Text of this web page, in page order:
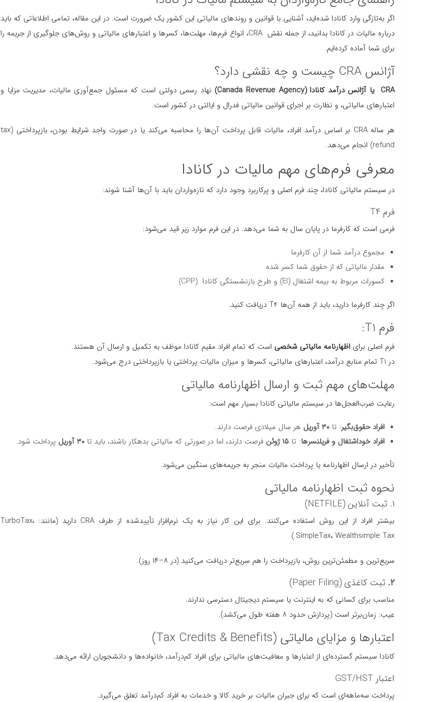
اگر به‌تازگی وارد کانادا شده‌اید، آشنایی با قوانین و روندهای مالیاتی این کشور یک ضرورت است. در این مقاله، تمامی اطلاعاتی که باید
درباره مالیات در کانادا بدانید، از جمله نقش CRA، انواع فرم‌ها، مهلت‌ها، کسرها و اعتبارهای مالیاتی و روش‌های جلوگیری از جریمه را
برای شما آماده کرده‌ایم.
آژانس CRA چیست و چه نقشی دارد؟
CRA یا آژانس درآمد کانادا(Canada Revenue Agency)
نهاد رسمی دولتی است که مسئول جمع‌آوری مالیات، مدیریت مزایا و
اعتبارهای مالیاتی، و نظارت بر اجرای قوانین مالیاتی فدرال و ایالتی در کشور است.
هر ساله CRA بر اساس درآمد افراد، مالیات قابل پرداخت آن‌ها را محاسبه می‌کند یا در صورت واجد شرایط بودن، بازپرداختی (tax
refund) انجام می‌دهد.
معرفی فرم‌های مهم مالیات در کانادا
در سیستم مالیاتی کانادا، چند فرم اصلی و پرکاربرد وجود دارد که تازه‌واردان باید با آن‌ها آشنا شوند:
فرم T4
فرمی است که کارفرما در پایان سال به شما می‌دهد. در این فرم موارد زیر قید می‌شود:
مجموع درآمد شما از آن کارفرما
مقدار مالیاتی که از حقوق شما کسر شده
کسورات مربوط به بیمه اشتغال (EI) و طرح بازنشستگی کانادا (CPP)
اگر چند کارفرما دارید، باید از همه آن‌ها T4 دریافت کنید.
فرم T1:
فرم اصلی برای اظهارنامه مالیاتی شخصی است که تمام افراد مقیم کانادا موظف به تکمیل و ارسال آن هستند.
در T1 تمام منابع درآمد، اعتبارهای مالیاتی، کسرها و میزان مالیات پرداختی یا بازپرداختی درج می‌شود.
مهلت‌های مهم ثبت و ارسال اظهارنامه مالیاتی
رعایت ضرب‌العجل‌ها در سیستم مالیاتی کانادا بسیار مهم است:
افراد حقوق‌بگیر: تا ۳۰ آوریل هر سال میلادی فرصت دارند.
افراد خوداشتغال و فریلنسرها: تا ۱۵ ژوئن فرصت دارند، اما در صورتی که مالیاتی بدهکار باشند، باید تا ۳۰ آوریل پرداخت شود.
تأخیر در ارسال اظهارنامه یا پرداخت مالیات منجر به جریمه‌های سنگین می‌شود.
نحوه ثبت اظهارنامه مالیاتی
۱. ثبت آنلاین (NETFILE)
بیشتر افراد از این روش استفاده می‌کنند. برای این کار نیاز به یک نرم‌افزار تأییدشده از طرف CRA دارید (مانند: TurboTax،
SimpleTax، Wealthsimple Tax.)
سریع‌ترین و مطمئن‌ترین روش، بازپرداخت را هم سریع‌تر دریافت می‌کنید (در ۸–۱۴ روز).
۲. ثبت کاغذی (Paper Filing)
مناسب برای کسانی که به اینترنت یا سیستم دیجیتال دسترسی ندارند.
عیب: زمان‌برتر است (پردازش حدود ۸ هفته طول می‌کشد).
اعتبارها و مزایای مالیاتی (Tax Credits & Benefits)
کانادا سیستم گسترده‌ای از اعتبارها و معافیت‌های مالیاتی برای افراد کم‌درآمد، خانواده‌ها و دانشجویان ارائه می‌دهد.
اعتبار GST/HST
پرداخت سه‌ماهه‌ای است که برای جبران مالیات بر خرید کالا و خدمات به افراد کم‌درآمد تعلق می‌گیرد.